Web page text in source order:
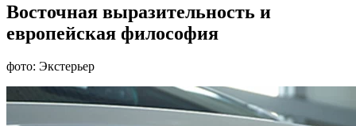
Восточная выразительность и
европейская философия
фото: Экстерьер